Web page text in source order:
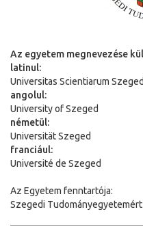
Az egyetem megnevezése
latinul:
Universitas Scientiarum
angolul:
University of Szeged
németül:
Universität Szeged
franciául:
Université de Szeged
Az Egyetem fenntartója:
Szegedi